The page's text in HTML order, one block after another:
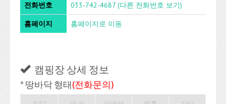
전화번호 033-742-4687 (다른 전화번호 보기)
홈페이지 홈페이지로 이동
캠핑장 상세 정보
* 땅바닥 형태(전화문의)